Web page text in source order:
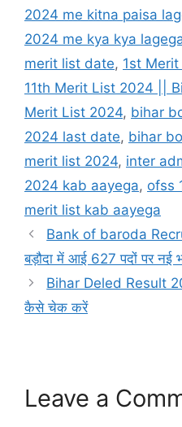
2024 me kitna paisa
2024 me kya kya
merit list date, 1st
11th Merit List 2024 ||
Merit List 2024, bihar
2024 last date, bihar
merit list 2024, inter
2024 kab aayega, ofss
merit list kab aayega
Bank of baroda
बड़ौदा में आई 627 पदों पर नई
Bihar Deled Result
कैसे चेक करें
Leave a